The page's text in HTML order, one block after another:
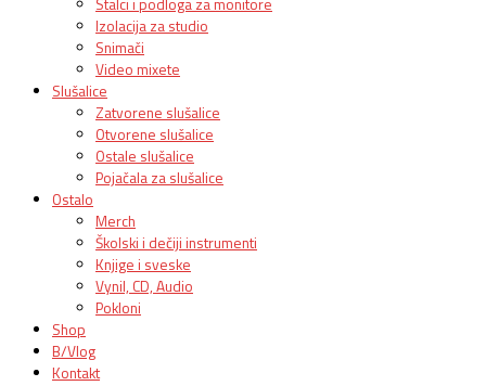
Stalci i podloga za monitore
Izolacija za studio
Snimači
Video mixete
Slušalice
Zatvorene slušalice
Otvorene slušalice
Ostale slušalice
Pojačala za slušalice
Ostalo
Merch
Školski i dečiji instrumenti
Knjige i sveske
Vynil, CD, Audio
Pokloni
Shop
B/Vlog
Kontakt